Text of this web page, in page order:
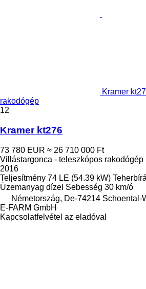
Kramer
rakodógép
12
Kramer kt276
73 780 EUR ≈ 26 710 000 Ft
Villástargonca - teleszkópos rakodógép
2016
Teljesítmény 74 LE (54.39 kW)
Üzemanyag dízel Sebesség 30 km/ó
Németország, De-74214 Schoental-
E-FARM GmbH
Kapcsolatfelvétel az eladóval